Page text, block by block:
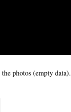
photos (empty data).